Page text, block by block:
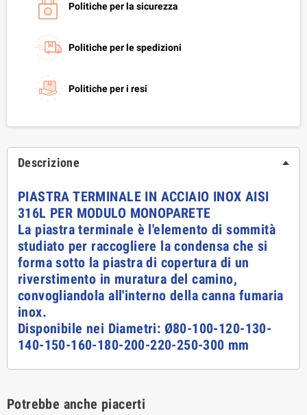
Politiche per la sicurezza
Politiche per le spedizioni
Politiche per i resi
Descrizione
PIASTRA TERMINALE IN ACCIAIO INOX AISI
316L PER MODULO MONOPARETE
La piastra terminale è l'elemento di sommità
studiato per raccogliere la condensa che si
forma sotto la piastra di copertura di un
riverstimento in muratura del camino,
convogliandola all'interno della canna fumaria
inox.
Disponibile nei Diametri: Ø80-100-120-130-
140-150-160-180-200-220-250-300 mm
Potrebbe anche piacerti